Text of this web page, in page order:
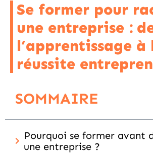
Se former pour
une entreprise :
l’apprentissage à
réussite
SOMMAIRE
Pourquoi se former avant
une entreprise ?